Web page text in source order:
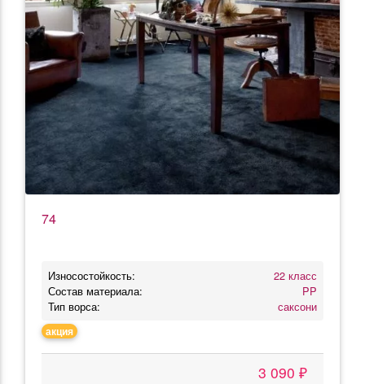
74
Износостойкость:
22 класс
Состав материала:
PP
Тип ворса:
саксони
акция
3 090 ₽